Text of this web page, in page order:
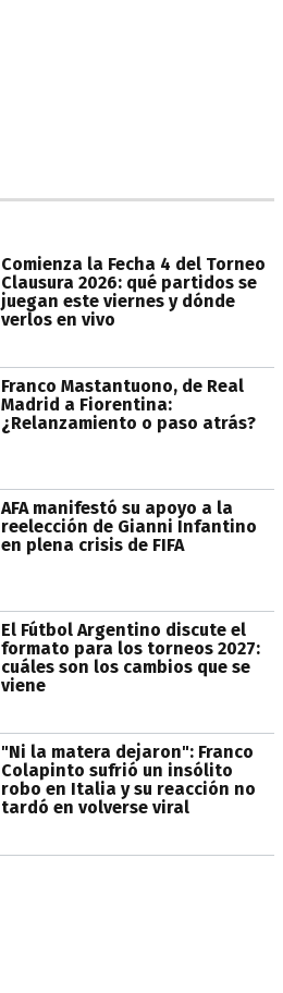
Comienza la Fecha 4 del Torneo
Clausura 2026: qué partidos se
juegan este viernes y dónde
verlos en vivo
Franco Mastantuono, de Real
Madrid a Fiorentina:
¿Relanzamiento o paso atrás?
AFA manifestó su apoyo a la
reelección de Gianni Infantino
en plena crisis de FIFA
El Fútbol Argentino discute el
formato para los torneos 2027:
cuáles son los cambios que se
viene
"Ni la matera dejaron": Franco
Colapinto sufrió un insólito
robo en Italia y su reacción no
tardó en volverse viral